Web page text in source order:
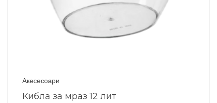
Акесесоари
Кибла за мраз 12 лит